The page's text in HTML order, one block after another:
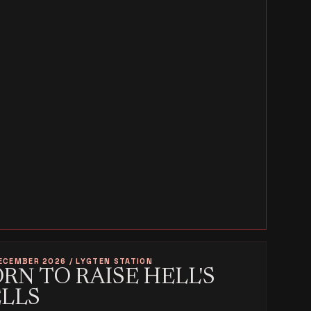
2026 / LYGTEN STATION
TO RAISE HELL'S